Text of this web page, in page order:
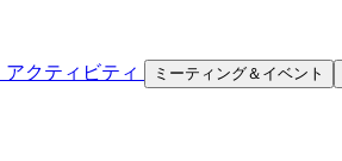
アクティビティ ミーティング＆イベント